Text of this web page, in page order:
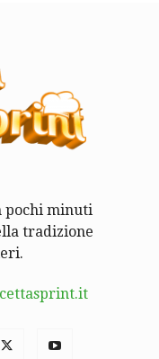
pochi minuti
tradizione